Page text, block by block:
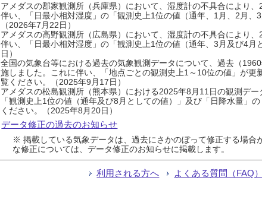
アメダスの郡家観測所（兵庫県）において、湿度計の不具合により
伴い、「日最小相対湿度」の「観測史上1位の値（通年、1月、2月、
（2026年7月22日）
アメダスの高野観測所（広島県）において、湿度計の不具合により
伴い、「日最小相対湿度」の「観測史上1位の値（通年、3月及び4
日）
全国の気象台等における過去の気象観測データについて、過去（
施しました。これに伴い、「地点ごとの観測史上1～10位の値」が更
覧ください。（2025年9月17日）
アメダスの松島観測所（熊本県）における2025年8月11日の観測デ
「観測史上1位の値（通年及び8月としての値）」及び「日降水量」
ください。（2025年8月20日）
データ修正の過去のお知らせ
※ 掲載している気象データは、過去にさかのぼって修正する場
な修正については、データ修正のお知らせに掲載します。
利用される方へ よくある質問（FAQ）